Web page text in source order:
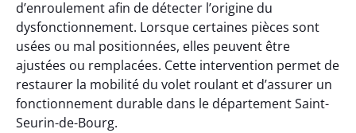
d’enroulement afin de détecter l’origine du
dysfonctionnement. Lorsque certaines pièces sont
usées ou mal positionnées, elles peuvent être
ajustées ou remplacées. Cette intervention permet de
restaurer la mobilité du volet roulant et d’assurer un
fonctionnement durable dans le département Saint-
Seurin-de-Bourg.